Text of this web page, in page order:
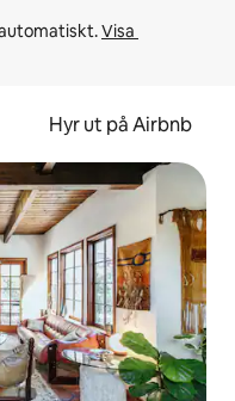
Visa
Hyr ut på Airbnb